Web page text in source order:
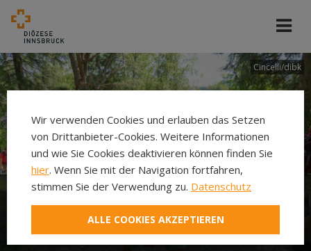
Cincelli/dibk
Neuer Pilgerweg Via
Laudato si’
Wir verwenden Cookies und erlauben das Setzen
von Drittanbieter-Cookies. Weitere Informationen
und wie Sie Cookies deaktivieren können finden Sie
hier. Wenn Sie mit der Navigation fortfahren,
stimmen Sie der Verwendung zu. Datenschutz
ALLE COOKIES AKZEPTIEREN